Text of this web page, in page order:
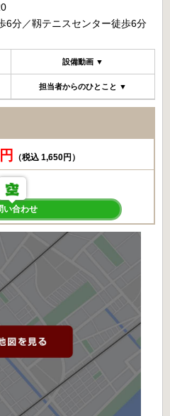
6分／靱テニスセンター徒歩6分
設備動画 ▼
担当者からのひとこと ▼
（税込 1,650円）
い合わせ